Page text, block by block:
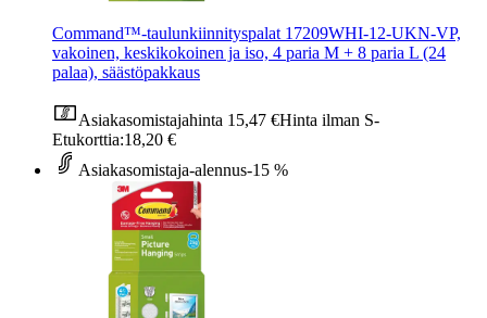
Command™-taulunkiinnityspalat 17209WHI-12-UKN-VP,
vakoinen, keskikokoinen ja iso, 4 paria M + 8 paria L (24
palaa), säästöpakkaus
Asiakasomistajahinta 15,47 €Hinta ilman S-
Etukorttia:18,20 €
Asiakasomistaja-alennus-15 %